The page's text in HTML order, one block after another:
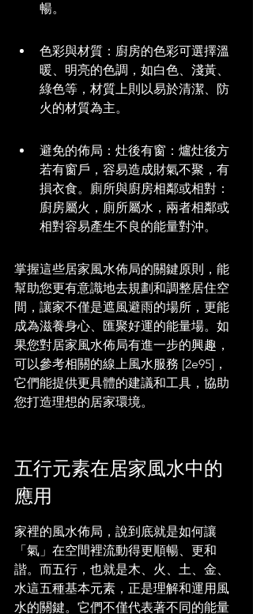
暢。
色彩與材質：廚房的色彩可選擇溫
暖、明亮的色調，如白色、淺黃、
綠色等，材質上則以易於清潔、防
火的材質為主。
避免的佈局：灶後有窗：爐灶後方
若有窗戶，容易造成財氣不聚，有
損衣食。廁所與廚房相鄰或相對：
廚房屬火，廁所屬水，兩者相鄰或
相對容易產生不良的能量對沖。
掌握這些居家風水佈局的關鍵原則，能
幫助您更有意識地去規劃和調整居住空
間，讓家不僅是遮風避雨的場所，更能
成為滋養身心、匯聚好運的能量場。如
果您對居家風水佈局有進一步的興趣，
可以參考相關的線上風水服務 [2e95]，
它們能提供更具體的建議和工具，協助
您打造理想的居家環境。
五行元素在居家風水中的
應用
家裡的風水佈局，說到底就是如何讓
「氣」在空間裡流動得更順暢、更和
諧。而五行，也就是木、火、土、金、
水這五種基本元素，正是理解和運用風
水的關鍵。它們不僅代表著不同的能量